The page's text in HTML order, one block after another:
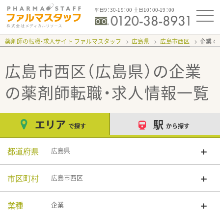
平日9：30-19：00 土日10：00-19：00
薬剤師の転職・求人サイト ファルマスタッフ 広島県 広島市西区 企業
広島市西区（広島県）の企業
の薬剤師転職・求人情報一覧
エリア で探す 駅 から探す
都道府県 広島県
市区町村 広島市西区
業種 企業